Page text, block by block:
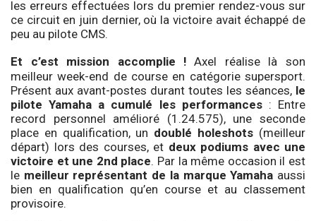
les erreurs effectuées lors du premier rendez-vous sur
ce circuit en juin dernier, où la victoire avait échappé de
peu au pilote CMS.
Et c’est mission accomplie ! Axel réalise là son
meilleur week-end de course en catégorie supersport.
Présent aux avant-postes durant toutes les séances, le
pilote Yamaha a cumulé les performances: Entre
record personnel amélioré (1.24.575), une seconde
place en qualification, un doublé holeshots (meilleur
départ) lors des courses, et deux podiums avec une
victoire et une 2nd place. Par la même occasion il est
le meilleur représentant de la marque Yamaha aussi
bien en qualification qu’en course et au classement
provisoire.